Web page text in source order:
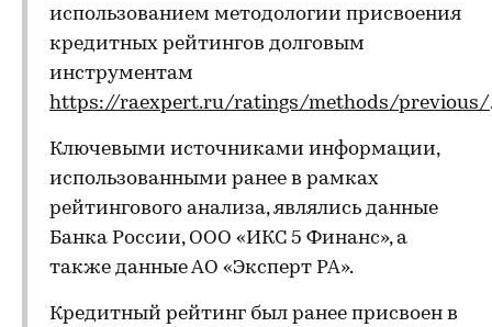
использованием методологии присвоения
кредитных рейтингов долговым
инструментам
https://raexpert.ru/ratings/methods/previous/
Ключевыми источниками информации,
использованными ранее в рамках
рейтингового анализа, являлись данные
Банка России, ООО «ИКС 5 Финанс», а
также данные АО «Эксперт РА».
Кредитный рейтинг был ранее присвоен в